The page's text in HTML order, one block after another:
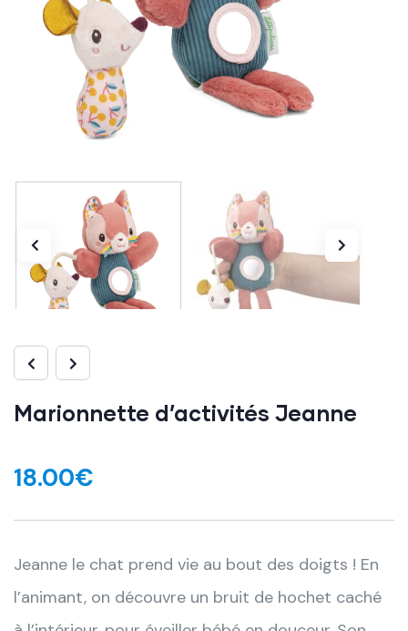
Marionnette d’activités Jeanne
18.00€
Jeanne le chat prend vie au bout des doigts ! En
l’animant, on découvre un bruit de hochet caché